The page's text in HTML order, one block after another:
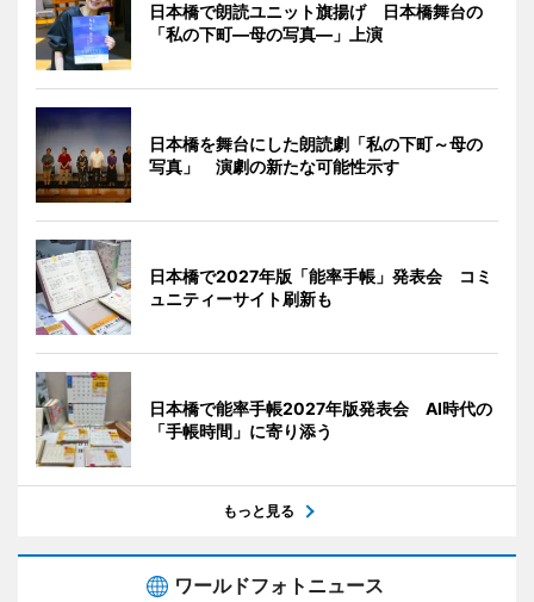
日本橋で朗読ユニット旗揚げ 日本橋舞台の
「私の下町―母の写真―」上演
日本橋を舞台にした朗読劇「私の下町～母の
写真」 演劇の新たな可能性示す
日本橋で2027年版「能率手帳」発表会 コミ
ュニティーサイト刷新も
日本橋で能率手帳2027年版発表会 AI時代の
「手帳時間」に寄り添う
もっと見る
ワールドフォトニュース